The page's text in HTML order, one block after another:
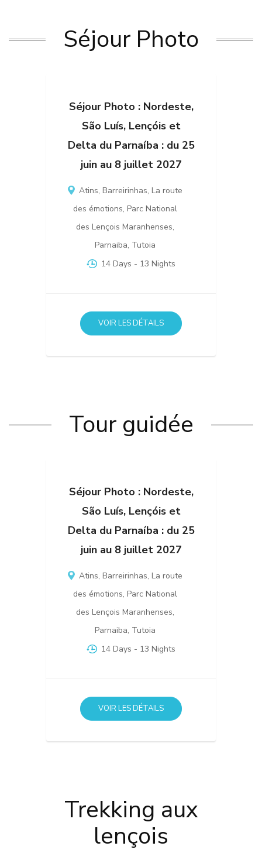
Séjour Photo
Séjour Photo : Nordeste,
São Luís, Lençóis et
Delta du Parnaíba : du 25
juin au 8 juillet 2027
Atins, Barreirinhas, La route
des émotions, Parc National
des Lençois Maranhenses,
Parnaiba, Tutoia
14 Days - 13 Nights
VOIR LES DÉTAILS
Tour guidée
Séjour Photo : Nordeste,
São Luís, Lençóis et
Delta du Parnaíba : du 25
juin au 8 juillet 2027
Atins, Barreirinhas, La route
des émotions, Parc National
des Lençois Maranhenses,
Parnaiba, Tutoia
14 Days - 13 Nights
VOIR LES DÉTAILS
Trekking aux
lençois